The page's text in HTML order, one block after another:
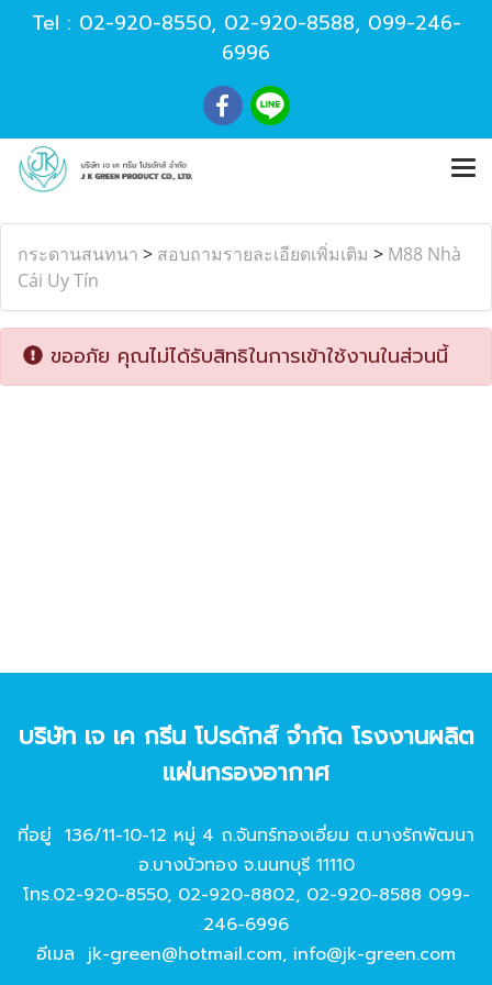
Tel : 02-920-8550, 02-920-8588, 099-246-
6996
กระดานสนทนา > สอบถามรายละเอียดเพิ่มเติม > M88 Nhà
Cái Uy Tín
ขออภัย คุณไม่ได้รับสิทธิในการเข้าใช้งานในส่วนนี้
บริษัท เจ เค กรีน โปรดักส์ จํากัด โรงงานผลิต
แผ่นกรองอากาศ
ที่อยู่ 136/11-10-12 หมู่ 4 ถ.จันทร์ทองเอี่ยม ต.บางรักพัฒนา
อ.บางบัวทอง จ.นนทบุรี 11110
โทร.02-920-8550, 02-920-8802, 02-920-8588 099-
246-6996
อีเมล jk-green@hotmail.com, info@jk-green.com